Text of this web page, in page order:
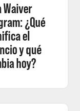
Waiver
¿Qué
el
y qué
hoy?